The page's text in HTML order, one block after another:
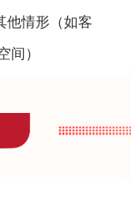
他情形（如客
间）